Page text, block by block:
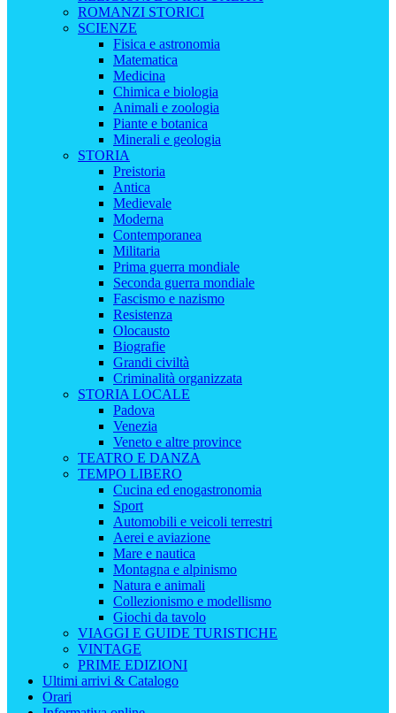
ROMANZI STORICI
SCIENZE
Fisica e astronomia
Matematica
Medicina
Chimica e biologia
Animali e zoologia
Piante e botanica
Minerali e geologia
STORIA
Preistoria
Antica
Medievale
Moderna
Contemporanea
Militaria
Prima guerra mondiale
Seconda guerra mondiale
Fascismo e nazismo
Resistenza
Olocausto
Biografie
Grandi civiltà
Criminalità organizzata
STORIA LOCALE
Padova
Venezia
Veneto e altre province
TEATRO E DANZA
TEMPO LIBERO
Cucina ed enogastronomia
Sport
Automobili e veicoli terrestri
Aerei e aviazione
Mare e nautica
Montagna e alpinismo
Natura e animali
Collezionismo e modellismo
Giochi da tavolo
VIAGGI E GUIDE TURISTICHE
VINTAGE
PRIME EDIZIONI
Ultimi arrivi & Catalogo
Orari